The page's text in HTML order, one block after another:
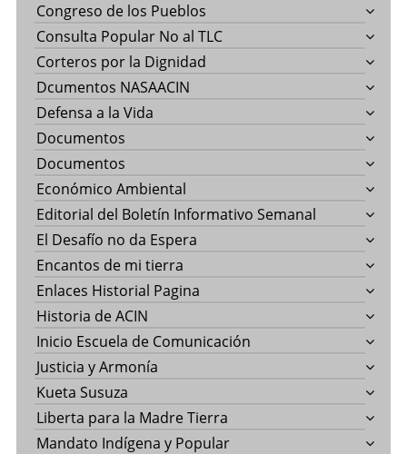
Congreso de los Pueblos
Consulta Popular No al TLC
Corteros por la Dignidad
Dcumentos NASAACIN
Defensa a la Vida
Documentos
Documentos
Económico Ambiental
Editorial del Boletín Informativo Semanal
El Desafío no da Espera
Encantos de mi tierra
Enlaces Historial Pagina
Historia de ACIN
Inicio Escuela de Comunicación
Justicia y Armonía
Kueta Susuza
Liberta para la Madre Tierra
Mandato Indígena y Popular